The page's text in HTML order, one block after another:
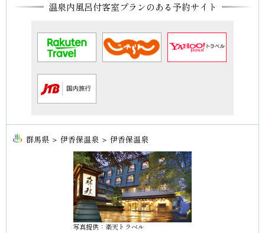
温泉内風呂付客室プランのある予約サイト
群馬県 ＞ 伊香保温泉 ＞ 伊香保温泉
写真提供：楽天トラベル